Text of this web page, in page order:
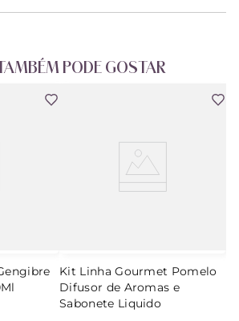
PODE GOSTAR
Kit Linha Gourmet Pomelo
Difusor de Aromas e
Sabonete Liquido